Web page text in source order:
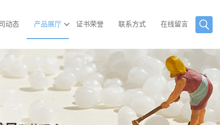
动态 产品展厅 证书荣誉 联系方式 在线留言